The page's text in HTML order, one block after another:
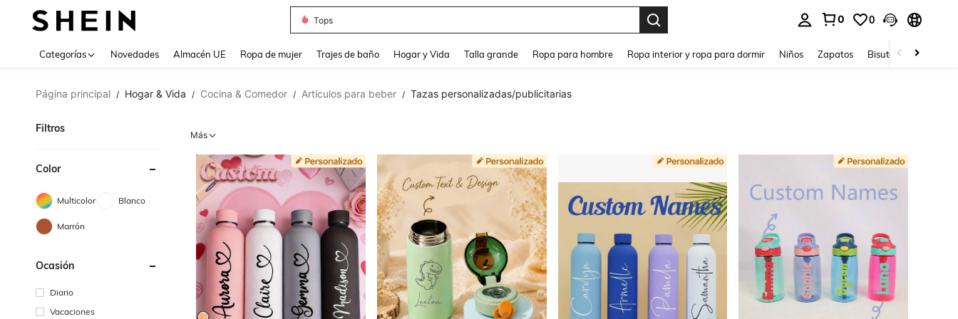
Tops
0 0
Categorías Novedades Almacén UE Ropa de mujer Trajes de baño Hogar y Vida Talla grande Ropa para hombre Ropa interior y ropa para dormir Niños Zapatos Bisutería Y
Página principal / Hogar & Vida / Cocina & Comedor / Artículos para beber / Tazas personalizadas/publicitarias
Filtros
Color
Multicolor Blanco
Marrón
Ocasión
Diario
Vacaciones
Más